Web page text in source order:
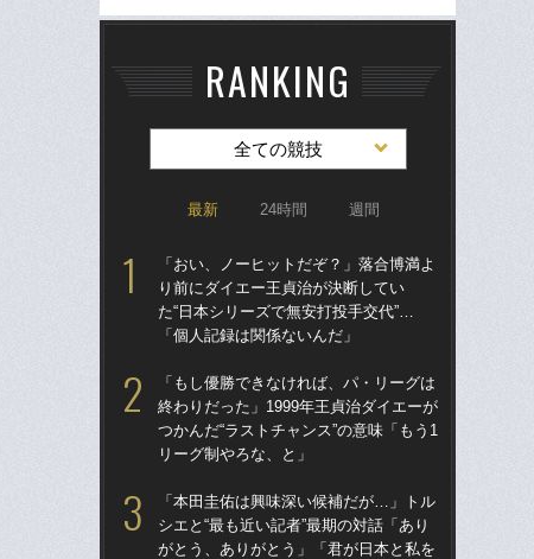
RANKING
全ての競技
最新 24時間 週間
「おい、ノーヒットだぞ？」落合博満よ
り前にダイエー王貞治が決断してい
た“日本シリーズで無安打投手交代”…
「個人記録は関係ないんだ」
「もし優勝できなければ、パ・リーグは
終わりだった」1999年王貞治ダイエーが
つかんだ“ラストチャンス”の意味「もう1
リーグ制やろな、と」
「本田圭佑は興味深い候補だが…」トル
シエと“最も近い記者”最期の対話「あり
がとう、ありがとう」「君が日本と私を